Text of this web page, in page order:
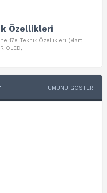
Özellikleri
Teknik Özellikleri (Mart
OLED,
TÜMÜNÜ GÖSTER